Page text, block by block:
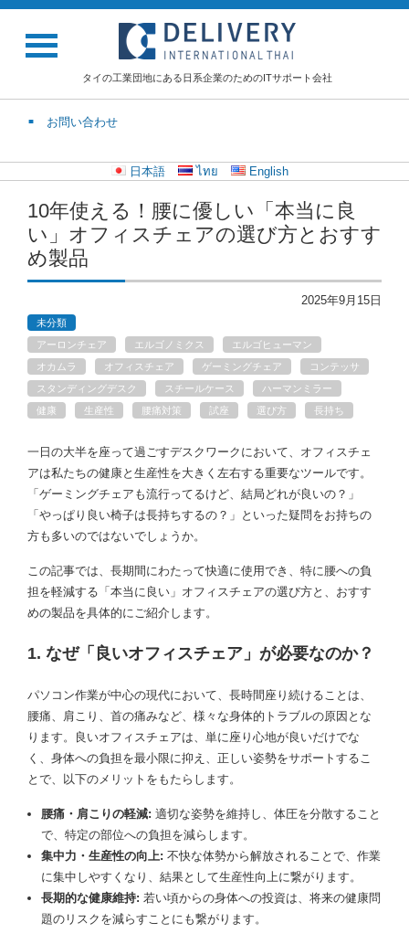
タイの工業団地にある日系企業のためのITサポート会社
お問い合わせ
日本語 ไทย English
10年使える！腰に優しい「本当に良
い」オフィスチェアの選び方とおすす
め製品
2025年9月15日
未分類
アーロンチェア
エルゴノミクス
エルゴヒューマン
オカムラ
オフィスチェア ゲーミングチェア
コンテッサ
スタンディングデスク
スチールケース
ハーマンミラー
健康
生産性 腰痛対策 試座 選び方 長持ち
一日の大半を座って過ごすデスクワークにおいて、オフィスチェ
アは私たちの健康と生産性を大きく左右する重要なツールです。
「ゲーミングチェアも流行ってるけど、結局どれが良いの？」
「やっぱり良い椅子は長持ちするの？」といった疑問をお持ちの
方も多いのではないでしょうか。
この記事では、長期間にわたって快適に使用でき、特に腰への負
担を軽減する「本当に良い」オフィスチェアの選び方と、おすす
めの製品を具体的にご紹介します。
1. なぜ「良いオフィスチェア」が必要なのか？
パソコン作業が中心の現代において、長時間座り続けることは、
腰痛、肩こり、首の痛みなど、様々な身体的トラブルの原因とな
ります。良いオフィスチェアは、単に座り心地が良いだけでな
く、身体への負担を最小限に抑え、正しい姿勢をサポートするこ
とで、以下のメリットをもたらします。
腰痛・肩こりの軽減: 適切な姿勢を維持し、体圧を分散すること
で、特定の部位への負担を減らします。
集中力・生産性の向上: 不快な体勢から解放されることで、作業
に集中しやすくなり、結果として生産性向上に繋がります。
長期的な健康維持: 若い頃からの身体への投資は、将来の健康問
題のリスクを減らすことにも繋がります。